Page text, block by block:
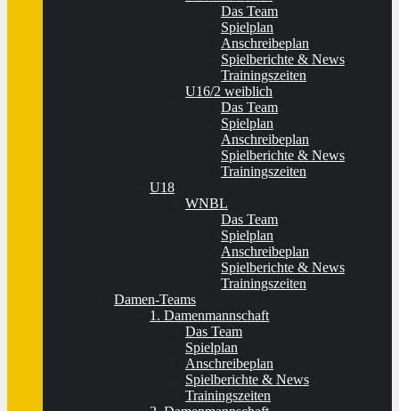
Das Team
Spielplan
Anschreibeplan
Spielberichte & News
Trainingszeiten
U16/2 weiblich
Das Team
Spielplan
Anschreibeplan
Spielberichte & News
Trainingszeiten
U18
WNBL
Das Team
Spielplan
Anschreibeplan
Spielberichte & News
Trainingszeiten
Damen-Teams
1. Damenmannschaft
Das Team
Spielplan
Anschreibeplan
Spielberichte & News
Trainingszeiten